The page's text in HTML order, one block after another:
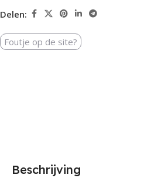
Delen:
Foutje op de site?
Beschrijving